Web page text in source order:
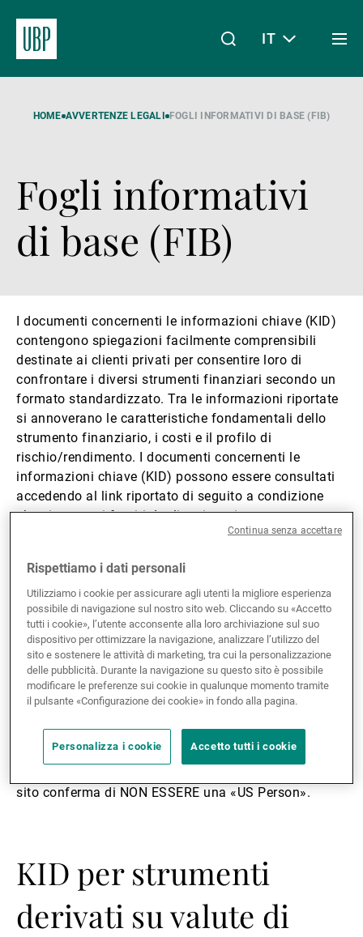
Il mio accesso
Chi siamo
Wealth Management
Asset Management
Gestori patrimoniali indipendenti
Novità e approfondimenti
Linkedin
Instagram
X Facebook
Youtube
WeChat
Spotify
IT
HOME AVVERTENZE LEGALI FOGLI INFORMATIVI DI BASE (FIB)
Fogli informativi
di base (FIB)
I documenti concernenti le informazioni chiave (KID)
contengono spiegazioni facilmente comprensibili
destinate ai clienti privati per consentire loro di
confrontare i diversi strumenti finanziari secondo un
formato standardizzato. Tra le informazioni riportate
si annoverano le caratteristiche fondamentali dello
strumento finanziario, i costi e il profilo di
rischio/rendimento. I documenti concernenti le
informazioni chiave (KID) possono essere consultati
accedendo al link riportato di seguito a condizione
che siano stati forniti dagli emittenti.
Il presente sito, le sue pagine, le informazioni e i
documenti (inclusi eventuali KID) ivi contenuti o
descritti (il «sito») NON sono destinati a persone
residenti negli Stati Uniti (inclusi, tra l’altro, cittadini
statunitensi, persone nate o aventi legami con gli
Stati Uniti («nationals»), aventi doppia nazionalità,
residenti negli Stati Uniti d’America, nei loro territori o
possedimenti (US Person). Ogni «US Person» deve
sito o utilizzarlo. La Banca declina qualsiasi
responsabilità nel caso in cui una «US Person» non
sito conferma di NON ESSERE una «US Person».
KID per strumenti
derivati su valute di
Rispettiamo i dati personali
Utilizziamo i cookie per assicurare agli utenti la migliore esperienza
possibile di navigazione sul nostro sito web. Cliccando su «Accetto
tutti i cookie», l’utente acconsente alla loro archiviazione sul suo
dispositivo per ottimizzare la navigazione, analizzare l’utilizzo del
sito e sostenere le attività di marketing, tra cui la personalizzazione
delle pubblicità. Durante la navigazione su questo sito è possibile
modificare le preferenze sui cookie in qualunque momento tramite
il pulsante «Configurazione dei cookie» in fondo alla pagina.
Personalizza i cookie Accetto tutti i cookie
Continua senza accettare